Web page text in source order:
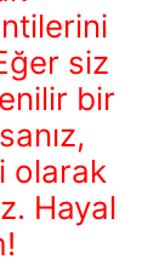
siz
bir
olarak
Hayal